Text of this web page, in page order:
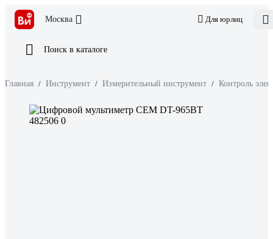
Москва Для юрлиц
Поиск в каталоге
Главная / Инструмент / Измерительный инструмент / Контроль